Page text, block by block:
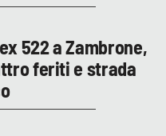
522 a Zambrone,
feriti e strada